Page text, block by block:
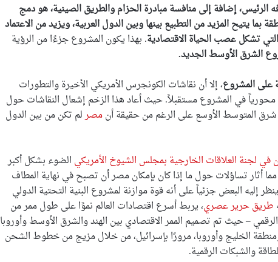
الرئيس، إضافة إلى منافسة مبادرة الحزام والطريق الصينية، هو دمج
بما يتيح المزيد من التطبيع بينها وبين الدول العربية، ويزيد من الاعتماد
تشكل عصب الحياة الاقتصادية. بهذا يكون المشروع جزءًا من الرؤية
الشرق الأوسط الجديد.
على المشروع، إلا أن نقاشات الكونجرس الأمريكي الأخيرة والتطورات
محورياً في المشروع مستقبلاً. حيث أعاد هذا الزخم إشعال النقاشات حول
المتوسط ​​الأوسع على الرغم من حقيقة أنمصرلم تكن من بين الدول
في لجنة العلاقات الخارجية بمجلس الشيوخ الأمريكي الضوء بشكل أكبر
أثار تساؤلات حول ما إذا كان بإمكان مصر أن تصبح في نهاية المطاف
إليه البعض جزئياً على أنه قوة موازنة لمشروع البنية التحتية الدولي
طريق حرير عصري، يربط أسرع اقتصادات العالم نموًا على طول ممر من
الرقمي – حيث تم تصميم الممر الاقتصادي بين الهند والشرق الأوسط وأوروبا
الخليج وأوروبا، مرورًا بإسرائيل، من خلال مزيج من خطوط الشحن
والشبكات الرقمية.